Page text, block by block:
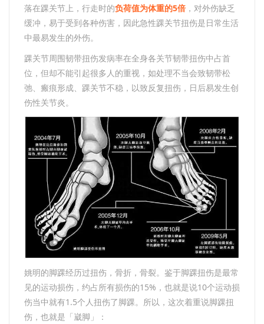
落在踝关节上，行走时的负荷值为体重的5倍，对外伤缺乏
缓冲，易于受到各种伤害，因此急性踝关节扭伤是日常生活
中最易发生的外伤。
踝关节周围韧带扭伤发病率在全身各关节韧带扭伤中占首
位，但却不能引起很多人的重视，如处理不当会致韧带松
弛、瘢痕形成、踝关节不稳，以致反复扭伤，日后易发生创
伤性关节炎。
姚明的脚踝经历过扭伤，骨折，骨裂。鉴于脚踝扭伤是最常
见的运动损伤，约占所有损伤的15%，也就是说10个运动损
伤当中就有1.5个人扭伤了脚踝。所以，这次着重说脚踝扭
伤，也就是「崴脚」：